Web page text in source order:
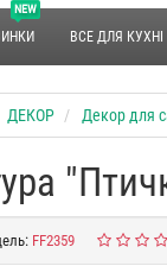
NEW
ВСЕ ДЛЯ КУХНІ
ДЕКОР Декор для
FF2359